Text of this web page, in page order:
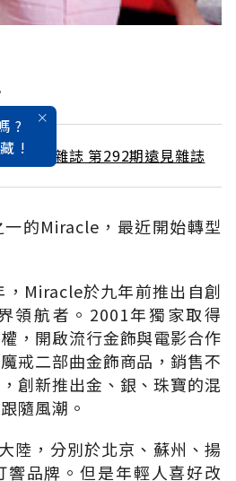
?
!月號雜誌 第292期遠見雜誌
的Miracle，最近開始轉型
Miracle於九年前推出自創
領航者。2001年獨家取得
，開啟流行金飾與電影合作
戒二部曲金飾商品，銷售不
創新推出金、銀、珠寶的混
隨風潮。
陸，分別於北京、蘇州、揚
響品牌。但是年輕人喜好改